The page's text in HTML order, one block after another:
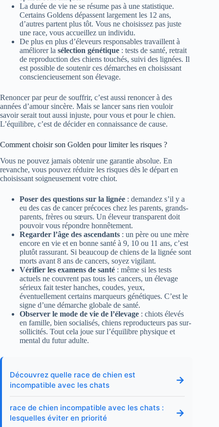
La durée de vie ne se résume pas à une statistique.
Certains Goldens dépassent largement les 12 ans,
d’autres partent plus tôt. Vous ne choisissez pas juste
une race, vous accueillez un individu.
De plus en plus d’éleveurs responsables travaillent à
améliorer la sélection génétique : tests de santé, retrait
de reproduction des chiens touchés, suivi des lignées. Il
est possible de soutenir ces démarches en choisissant
consciencieusement son élevage.
Renoncer par peur de souffrir, c’est aussi renoncer à des
années d’amour sincère. Mais se lancer sans rien vouloir
savoir serait tout aussi injuste, pour vous et pour le chien.
L’équilibre, c’est de décider en connaissance de cause.
Comment choisir son Golden pour limiter les risques ?
Vous ne pouvez jamais obtenir une garantie absolue. En
revanche, vous pouvez réduire les risques dès le départ en
choisissant soigneusement votre chiot.
Poser des questions sur la lignée : demandez s’il y a
eu des cas de cancer précoces chez les parents, grands-
parents, frères ou sœurs. Un éleveur transparent doit
pouvoir vous répondre honnêtement.
Regarder l’âge des ascendants : un père ou une mère
encore en vie et en bonne santé à 9, 10 ou 11 ans, c’est
plutôt rassurant. Si beaucoup de chiens de la lignée sont
morts avant 8 ans de cancers, soyez vigilant.
Vérifier les examens de santé : même si les tests
actuels ne couvrent pas tous les cancers, un élevage
sérieux fait tester hanches, coudes, yeux,
éventuellement certains marqueurs génétiques. C’est le
signe d’une démarche globale de santé.
Observer le mode de vie de l’élevage : chiots élevés
en famille, bien socialisés, chiens reproducteurs pas sur-
sollicités. Tout cela joue sur l’équilibre physique et
mental du futur adulte.
Découvrez quelle race de chien est
incompatible avec les chats
→
race de chien incompatible avec les chats :
lesquelles éviter en priorité
→